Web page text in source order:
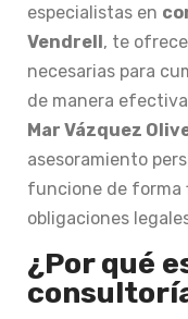
especialistas en
Vendrell, te
necesarias para
de manera
Mar Vázquez
asesoramiento
funcione de forma
obligaciones
¿Por qué